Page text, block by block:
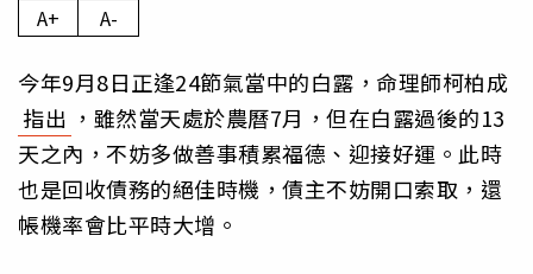
A+ A-
今年9月8日正逢24節氣當中的白露，命理師柯柏成
指出 ，雖然當天處於農曆7月，但在白露過後的13
天之內，不妨多做善事積累福德、迎接好運。此時
也是回收債務的絕佳時機，債主不妨開口索取，還
帳機率會比平時大增。